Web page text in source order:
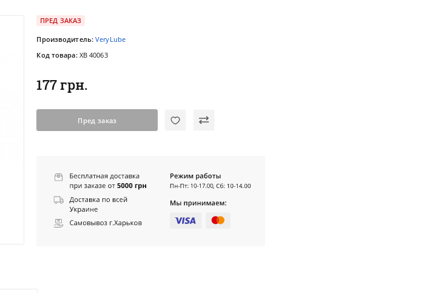
ПРЕД ЗАКАЗ
Производитель:VeryLube
Код товара: XB 40063
177 грн.
Пред заказ